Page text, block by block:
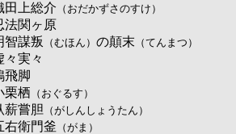
上総介 （おだかずさのすけ）
関ヶ原
謀叛
（むほん） の顛末 （てんまつ）
実々
脚
栖 （おぐるす）
嘗胆 （がしんしょうたん）
衛門釜 （がま）